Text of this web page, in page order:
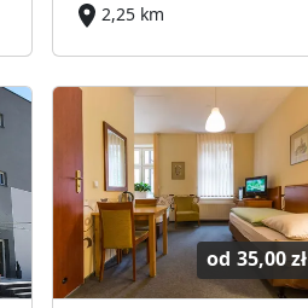
2,25 km
od 35,00 zł